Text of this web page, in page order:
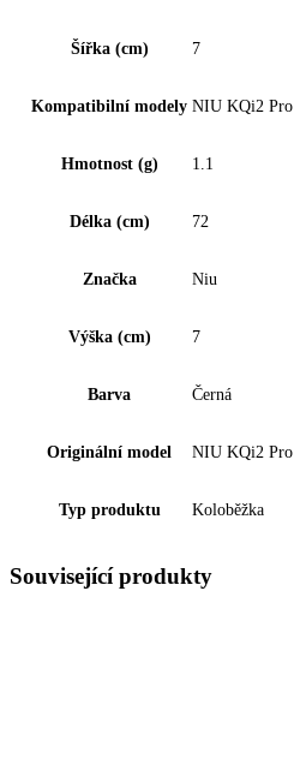
Šířka (cm) 7
Kompatibilní modely NIU KQi2 Pro
Hmotnost (g) 1.1
Délka (cm) 72
Značka Niu
Výška (cm) 7
Barva Černá
Originální model NIU KQi2 Pro
Typ produktu Koloběžka
Související produkty